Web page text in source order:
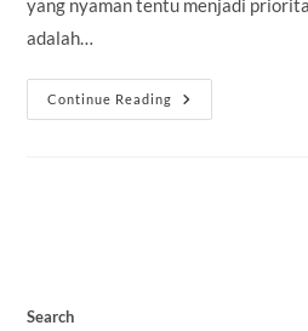
yang nyaman tentu menjadi
adalah…
Continue Reading
Sewa
Hiace
Search